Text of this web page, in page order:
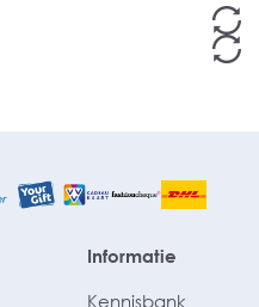
Informatie
Kennisbank